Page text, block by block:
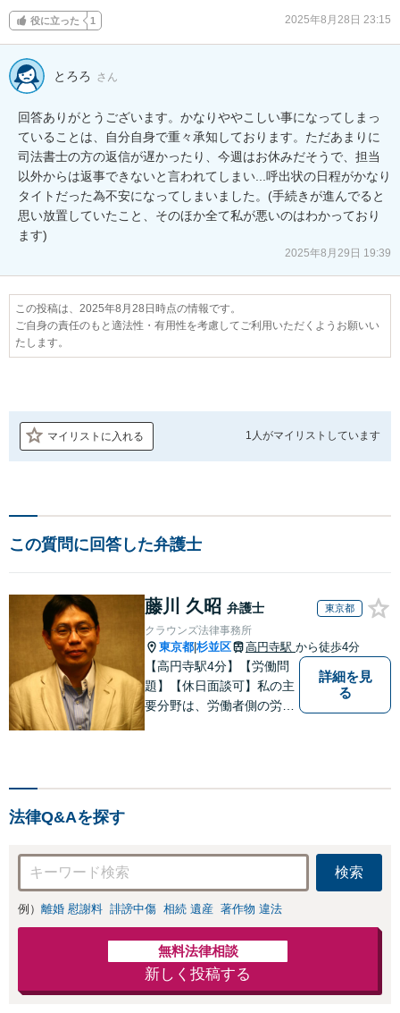
役に立った 1 2025年8月28日 23:15
とろろ さん
回答ありがとうございます。かなりややこしい事になってしまっ
ていることは、自分自身で重々承知しております。ただあまりに
司法書士の方の返信が遅かったり、今週はお休みだそうで、担当
以外からは返事できないと言われてしまい...呼出状の日程がかなり
タイトだった為不安になってしまいました。(手続きが進んでると
思い放置していたこと、そのほか全て私が悪いのはわかっており
ます)
2025年8月29日 19:39
この投稿は、2025年8月28日時点の情報です。
ご自身の責任のもと適法性・有用性を考慮してご利用いただくようお願いい
たします。
マイリストに入れる 1人がマイリストしています
この質問に回答した弁護士
藤川 久昭 弁護士 東京都
クラウンズ法律事務所
東京都 杉並区 高円寺駅 から徒歩4分
【高円寺駅4分】【労働問
題】【休日面談可】私の主
要分野は、労働者側の労働
詳細を見
る
法律Q&Aを探す
検索
例） 離婚 慰謝料 誹謗中傷 相続 遺産 著作物 違法
無料法律相談
新しく投稿する